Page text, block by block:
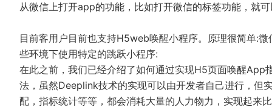
从微信上打开app的功能，比如打开微信的标签功能，就
目前客用户目前也支持H5web唤醒小程序。原理很简单:
些环境下使用特定的跳跃小程序:
在此之前，我们已经介绍了如何通过实现H5页面唤醒
法，虽然Deeplink技术的实现可以由开发者自己进行，但
配，指标统计等等，都会消耗大量的人力物力，实现起来